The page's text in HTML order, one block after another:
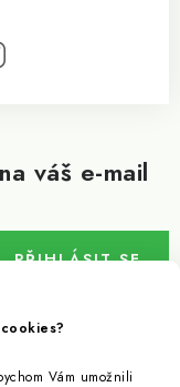
Vám umožnili
váš e-mail
osobních údajů
PŘIHLÁSIT SE